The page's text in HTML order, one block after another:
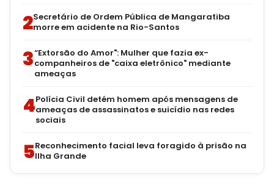
2Secretário de Ordem Pública de Mangaratiba
morre em acidente na Rio-Santos
3“Extorsão do Amor": Mulher que fazia ex-
companheiros de "caixa eletrônico" mediante
ameaças
4Polícia Civil detém homem após mensagens de
ameaças de assassinatos e suicídio nas redes
sociais
5Reconhecimento facial leva foragido à prisão na
Ilha Grande